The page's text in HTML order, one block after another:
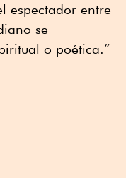
espectador entre
se
o poética.”